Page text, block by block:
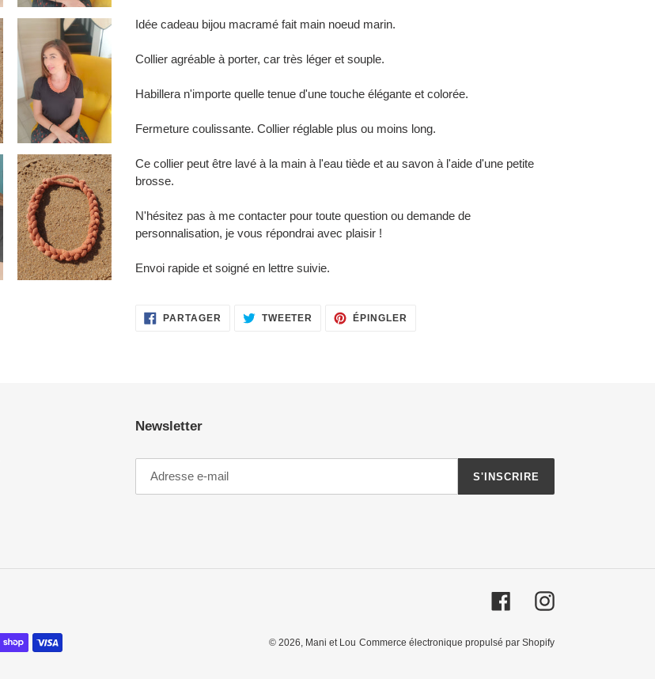
Idée cadeau bijou macramé fait main noeud marin.
Collier agréable à porter, car très léger et souple.
Habillera n'importe quelle tenue d'une touche élégante et colorée.
Fermeture coulissante. Collier réglable plus ou moins long.
Ce collier peut être lavé à la main à l'eau tiède et au savon à l'aide d'une petite
brosse.
N'hésitez pas à me contacter pour toute question ou demande de
personnalisation, je vous répondrai avec plaisir !
Envoi rapide et soigné en lettre suivie.
PARTAGER PARTAGER
SUR
TWEETER TWEETER
SUR
ÉPINGLER
Newsletter
S'INSCRIRE
FacebookInstagram
© 2026, Mani et Lou Commerce électronique propulsé par Shopify